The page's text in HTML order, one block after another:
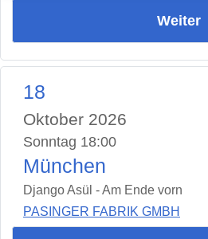
Weiter
18
Oktober 2026
Sonntag 18:00
München
Django Asül - Am Ende vorn
PASINGER FABRIK GMBH